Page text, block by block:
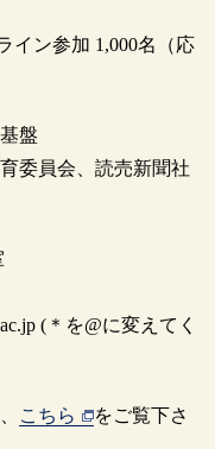
参加 1,000名（応
基盤
委員会、読売新聞社
(＊を@に変えてく
こちら
をご覧下さ